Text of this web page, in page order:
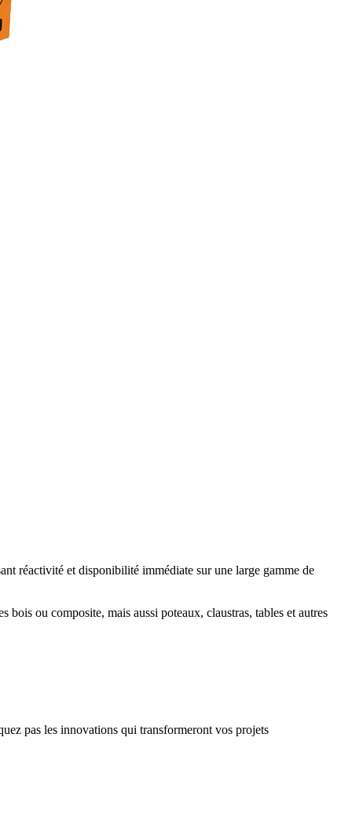
réactivité et disponibilité immédiate sur une large gamme de
bois ou composite, mais aussi poteaux, claustras, tables et autres
pas les innovations qui transformeront vos projets